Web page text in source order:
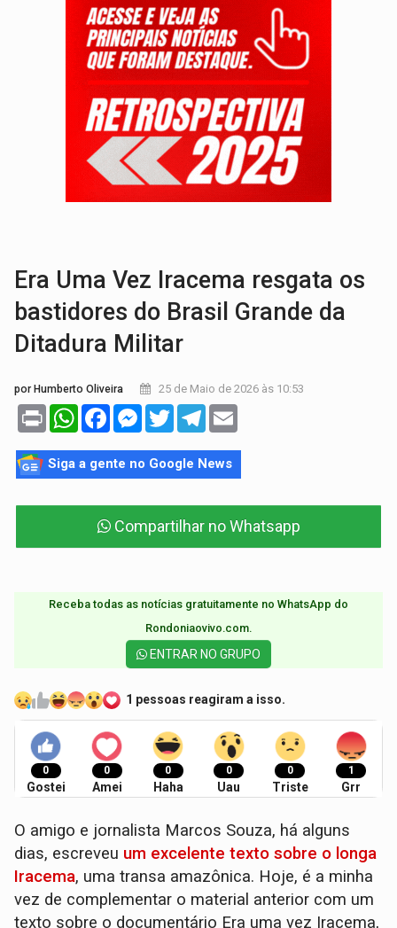
AÇÃO CONJUNTA:Forças policiais apreendem cerca de 1kg de
PF ESTÁ APURANDO:Flávio Bolsonaro escolhe Alfredo Gaspar como vice, alvo de
GRAVE:Homem é esfaqueado no peito durante briga
VÍDEO:Denarc e Receita Federal apreendem 12 kg de skunk e arma que
OPERAÇÃO DA PC:Membros do CV são presos com armas e drogas após
Era Uma Vez Iracema resgata os
bastidores do Brasil Grande da
Ditadura Militar
por Humberto Oliveira 25 de Maio de 2026 às 10:53
Print WhatsAppFacebookMessenger
TwitterTelegram
Siga a gente no Google News
Compartilhar no Whatsapp
Receba todas as notícias gratuitamente no WhatsApp do
Rondoniaovivo.com.​
ENTRAR NO GRUPO
1 pessoas reagiram a isso.
0
Gostei
0
Amei
0
Haha
0
Uau
0
Triste
1
Grr
O amigo e jornalista Marcos Souza, há alguns
dias, escreveu um excelente texto sobre o longa
Iracema, uma transa amazônica. Hoje, é a minha
vez de complementar o material anterior com um
texto sobre o documentário Era uma vez Iracema,